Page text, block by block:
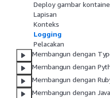
Deploy gambar
Lapisan
Konteks
Logging
Pelacakan
Membangun dengan
Membangun dengan
Membangun dengan
Membangun dengan Java